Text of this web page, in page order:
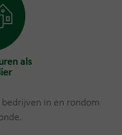
als
in en rondom